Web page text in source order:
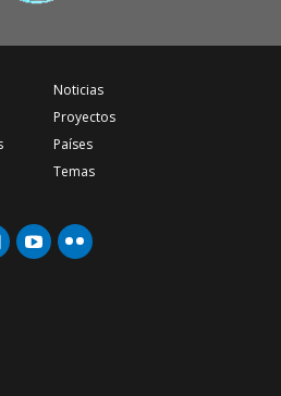
Noticias
Proyectos
Países
Temas